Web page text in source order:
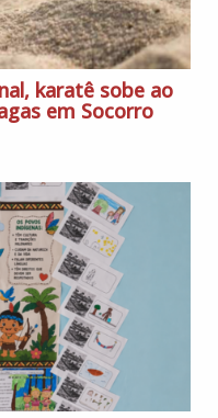
karatê sobe ao
em Socorro